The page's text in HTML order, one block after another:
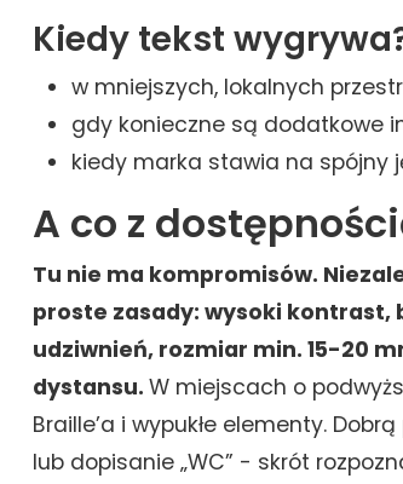
Kiedy tekst
w mniejszych, lokalnych
gdy konieczne są dodatkowe
kiedy marka stawia na spójny
A co z
Tu nie ma kompromisów.
proste zasady: wysoki kontrast,
udziwnień, rozmiar min. 15-20
dystansu. W miejscach o
Braille’a i wypukłe elementy.
lub dopisanie „WC” - skrót